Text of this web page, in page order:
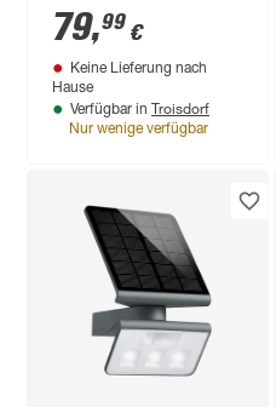
'XSolar' neutralweiß
IP 44 24,2 x 22,7 x 5
cm
79,99 €
Keine Lieferung nach
Hause
Verfügbar in Troisdorf
Nur wenige verfügbar